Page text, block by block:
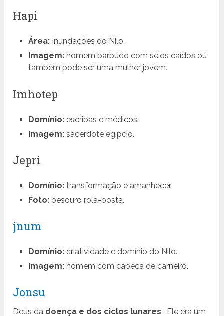
Hapi
Área:Inundações do Nilo.
Imagem:homem barbudo com seios caídos ou
também pode ser uma mulher jovem.
Imhotep
Domínio:escribas e médicos.
Imagem:sacerdote egípcio.
Jepri
Domínio:transformação e amanhecer.
Foto:besouro rola-bosta.
jnum
Domínio:criatividade e domínio do Nilo.
Imagem:homem com cabeça de carneiro.
Jonsu
Deus da doença e dos ciclos lunares . Ele era um